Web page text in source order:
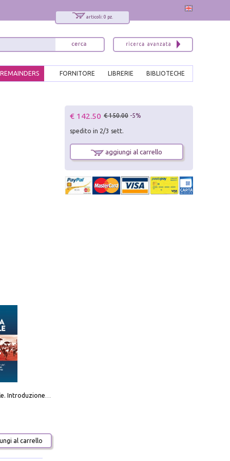
articoli: 0 pz.
BIBLIOTECHE
LIBRERIE
FORNITORE
REMAINDERS
Destra sociale. Introduzione alla «terza via», tra identità, comunità e alternativa al sistema
al carrello
€ 142.50 € 150.00 -5%
spedito in 2/3 sett.
aggiungi al carrello
x
Interessato ai nostri libri?
Sarai informato delle nostre novità, potrai
comunque cancellarti quando desideri.
modulo di iscrizione